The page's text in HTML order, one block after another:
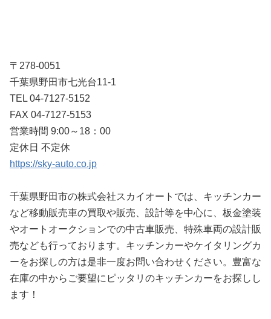
〒278-0051
千葉県野田市七光台11-1
TEL 04-7127-5152
FAX 04-7127-5153
営業時間 9:00～18：00
定休日 不定休
https://sky-auto.co.jp
千葉県野田市の株式会社スカイオートでは、キッチンカー
など移動販売車の買取や販売、設計等を中心に、板金塗装
やオートオークションでの中古車販売、特殊車両の設計販
売なども行っております。キッチンカーやケイタリングカ
ーをお探しの方は是非一度お問い合わせください。豊富な
在庫の中からご要望にピッタリのキッチンカーをお探しし
ます！